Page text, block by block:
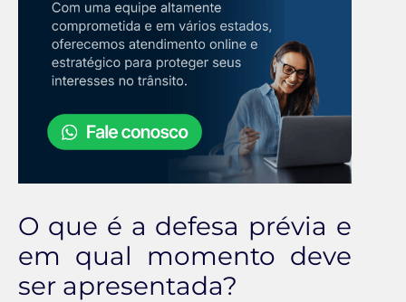
O que é a defesa prévia e
em qual momento deve
ser apresentada?